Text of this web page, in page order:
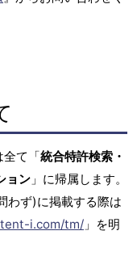
全て「統合特許検索・
ョン 」に帰属します。
わず)に掲載する際は
i.com/tm/ 」を明